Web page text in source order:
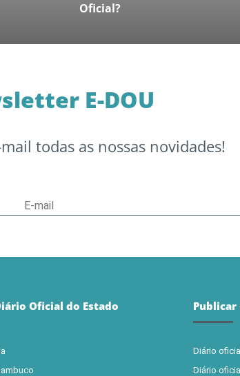
Oficial?
E-DOU
todas as nossas novidades!
Oficial do Estado
Diário
Diário